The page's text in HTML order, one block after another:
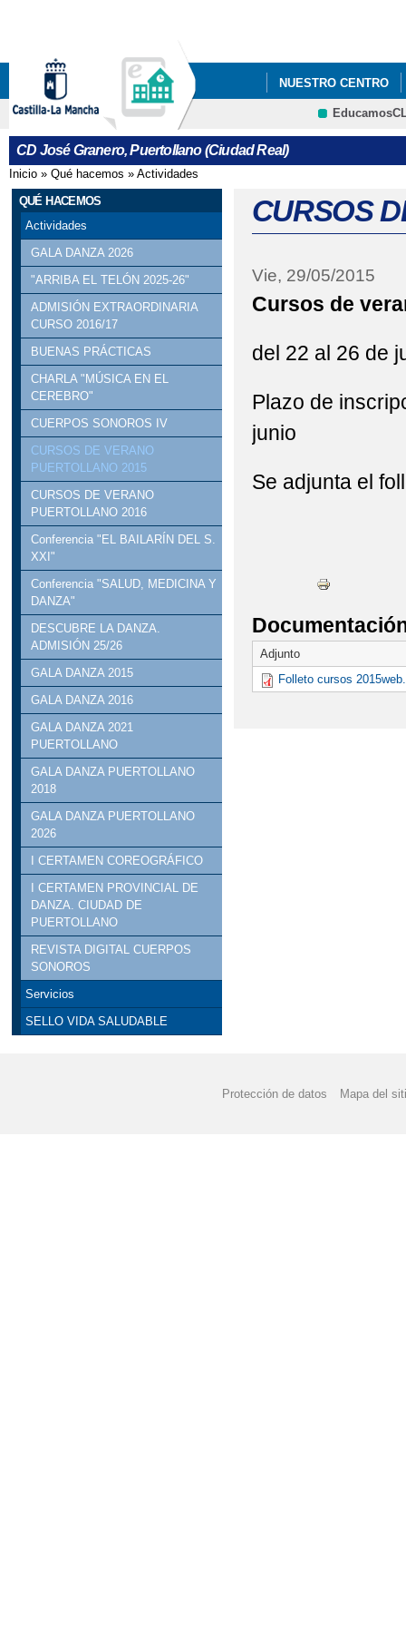
NUESTRO CENTRO
ERASMUS +
CD José Granero, Puertollano (Ciudad Real)
Se encuentra usted aquí
Inicio » Qué hacemos » Actividades
QUÉ HACEMOS
Actividades
GALA DANZA 2026
"ARRIBA EL TELÓN 2025-26"
ADMISIÓN EXTRAORDINARIA
CURSO 2016/17
BUENAS PRÁCTICAS
CHARLA "MÚSICA EN EL
CEREBRO"
CUERPOS SONOROS IV
CURSOS DE VERANO
PUERTOLLANO 2015
CURSOS DE VERANO
PUERTOLLANO 2016
Conferencia "EL BAILARÍN DEL S.
XXI"
Conferencia "SALUD, MEDICINA Y
DANZA"
DESCUBRE LA DANZA.
ADMISIÓN 25/26
GALA DANZA 2015
GALA DANZA 2016
GALA DANZA 2021
PUERTOLLANO
GALA DANZA PUERTOLLANO
2018
GALA DANZA PUERTOLLANO
2026
I CERTAMEN COREOGRÁFICO
I CERTAMEN PROVINCIAL DE
DANZA. CIUDAD DE
PUERTOLLANO
REVISTA DIGITAL CUERPOS
SONOROS
Servicios
SELLO VIDA SALUDABLE
CURSOS
Vie, 29/05/2015
Cursos de
del 22 al 26 de
Plazo de
junio
Se adjunta el
Adjunto
Folleto cursos
Protección de datos Mapa del